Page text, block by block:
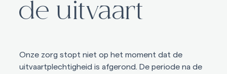
de uitvaart
Onze zorg stopt niet op het moment dat de
uitvaartplechtigheid is afgerond. De periode na de